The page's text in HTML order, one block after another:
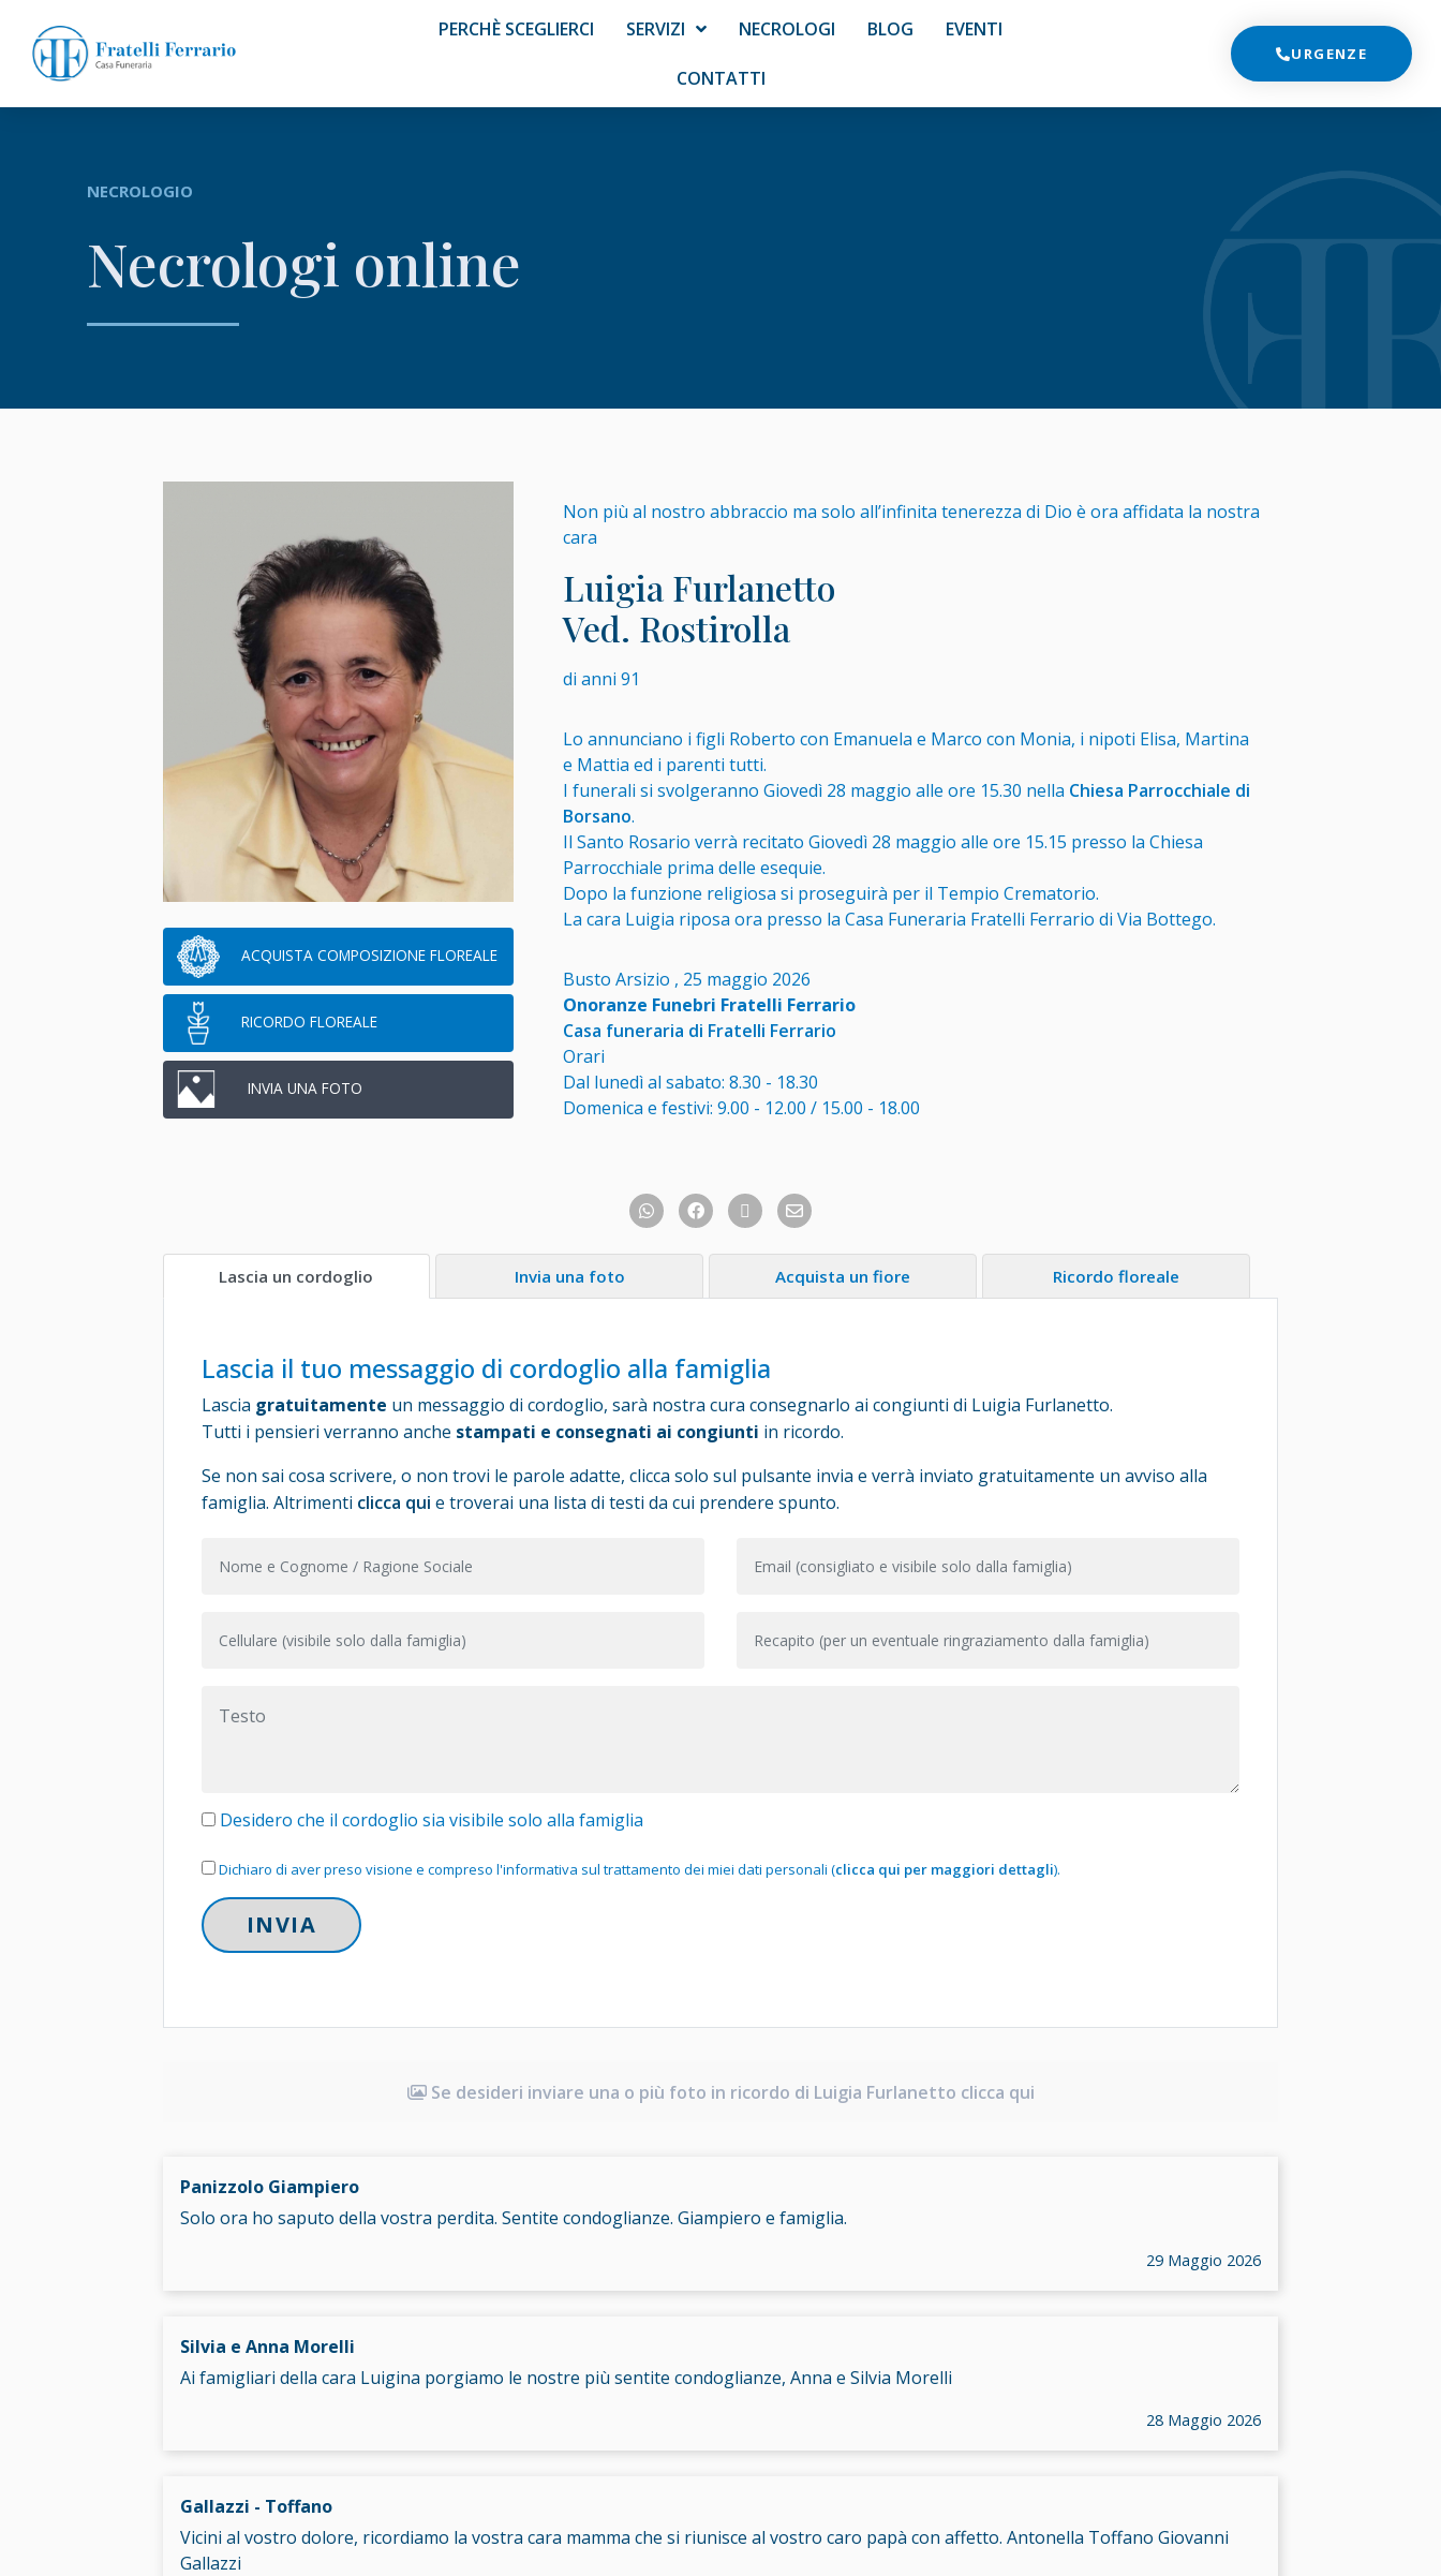
PERCHÈ SCEGLIERCI SERVIZI NECROLOGI BLOG EVENTI
CONTATTI
URGENZE
NECROLOGIO
Necrologi online
ACQUISTA COMPOSIZIONE FLOREALE
RICORDO FLOREALE
INVIA UNA FOTO
Non più al nostro abbraccio ma solo all’infinita tenerezza di Dio è ora affidata la nostra
cara
Luigia Furlanetto
Ved. Rostirolla
di anni 91
Lo annunciano i figli Roberto con Emanuela e Marco con Monia, i nipoti Elisa, Martina
e Mattia ed i parenti tutti.
I funerali si svolgeranno Giovedì 28 maggio alle ore 15.30 nella Chiesa Parrocchiale di
Borsano.
Il Santo Rosario verrà recitato Giovedì 28 maggio alle ore 15.15 presso la Chiesa
Parrocchiale prima delle esequie.
Dopo la funzione religiosa si proseguirà per il Tempio Crematorio.
La cara Luigia riposa ora presso la Casa Funeraria Fratelli Ferrario di Via Bottego.
Busto Arsizio , 25 maggio 2026
Onoranze Funebri Fratelli Ferrario
Casa funeraria di Fratelli Ferrario
Orari
Dal lunedì al sabato: 8.30 - 18.30
Domenica e festivi: 9.00 - 12.00 / 15.00 - 18.00
Lascia un cordoglio Invia una foto Acquista un fiore Ricordo floreale
Lascia il tuo messaggio di cordoglio alla famiglia
Lascia gratuitamente un messaggio di cordoglio, sarà nostra cura consegnarlo ai congiunti di Luigia Furlanetto.
Tutti i pensieri verranno anche stampati e consegnati ai congiunti in ricordo.
Se non sai cosa scrivere, o non trovi le parole adatte, clicca solo sul pulsante invia e verrà inviato gratuitamente un avviso alla
famiglia. Altrimenti clicca qui e troverai una lista di testi da cui prendere spunto.
Desidero che il cordoglio sia visibile solo alla famiglia
Dichiaro di aver preso visione e compreso l'informativa sul trattamento dei miei dati personali (clicca qui per maggiori dettagli).
Se desideri inviare una o più foto in ricordo di Luigia Furlanetto clicca qui
Panizzolo Giampiero
Solo ora ho saputo della vostra perdita. Sentite condoglianze. Giampiero e famiglia.
29 Maggio 2026
Silvia e Anna Morelli
Ai famigliari della cara Luigina porgiamo le nostre più sentite condoglianze, Anna e Silvia Morelli
28 Maggio 2026
Gallazzi - Toffano
Vicini al vostro dolore, ricordiamo la vostra cara mamma che si riunisce al vostro caro papà con affetto. Antonella Toffano Giovanni
Gallazzi